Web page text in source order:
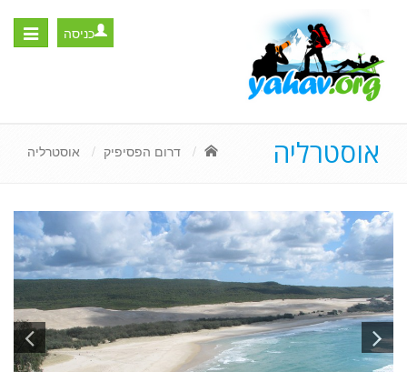
Toggle
כניסה
אוסטרליה דרום הפסיפיק אוסטרליה